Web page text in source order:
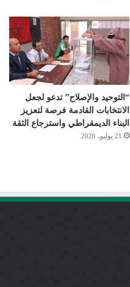
“التوحيد والإصلاح” تدعو لجعل
الانتخابات القادمة فرصة لتعزيز
البناء الديمقراطي واسترجاع الثقة
21 يوليو، 2026